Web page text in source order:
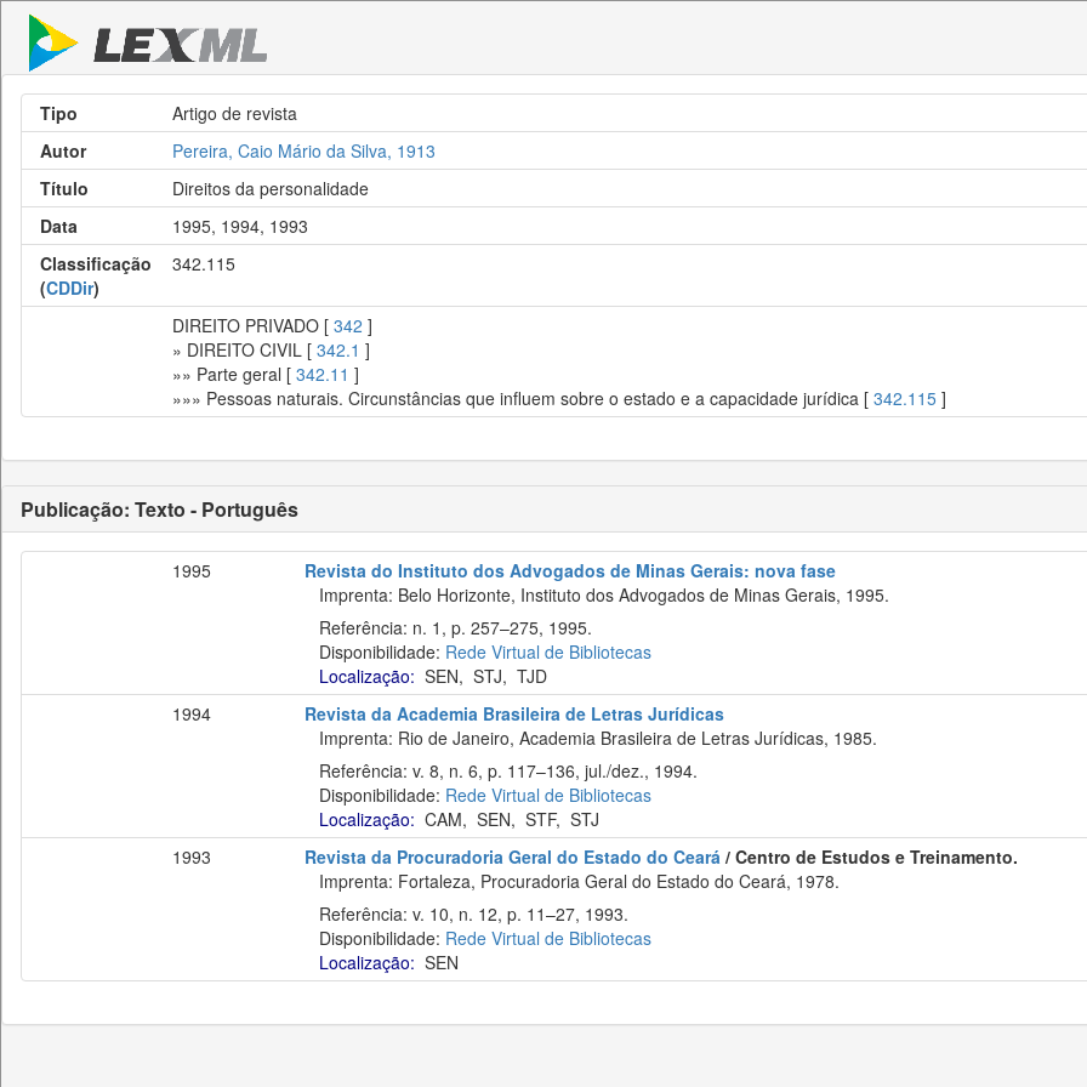
Tipo
Artigo de revista
Autor
Pereira, Caio Mário da Silva, 1913
Título
Direitos da personalidade
Data
1995, 1994, 1993
Classificação
(CDDir)
342.115
DIREITO PRIVADO [ 342 ]
» DIREITO CIVIL [ 342.1 ]
»» Parte geral [ 342.11 ]
»»» Pessoas naturais. Circunstâncias que influem sobre o estado e a capacidade jurídica [ 342.115 ]
Publicação: Texto - Português
1995
Revista do Instituto dos Advogados de Minas Gerais: nova fase
Imprenta: Belo Horizonte, Instituto dos Advogados de Minas Gerais, 1995.
Referência: n. 1, p. 257–275, 1995.
Disponibilidade: Rede Virtual de Bibliotecas
Localização: SEN, STJ, TJD
1994
Revista da Academia Brasileira de Letras Jurídicas
Imprenta: Rio de Janeiro, Academia Brasileira de Letras Jurídicas, 1985.
Referência: v. 8, n. 6, p. 117–136, jul./dez., 1994.
Disponibilidade: Rede Virtual de Bibliotecas
Localização: CAM, SEN, STF, STJ
1993
Revista da Procuradoria Geral do Estado do Ceará / Centro de Estudos e Treinamento.
Imprenta: Fortaleza, Procuradoria Geral do Estado do Ceará, 1978.
Referência: v. 10, n. 12, p. 11–27, 1993.
Disponibilidade: Rede Virtual de Bibliotecas
Localização: SEN